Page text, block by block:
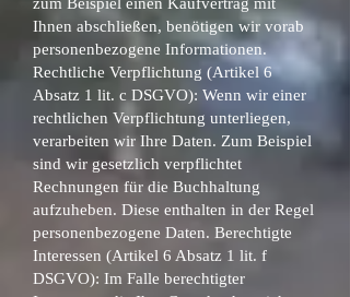
Ihnen abschließen, benötigen wir vorab
personenbezogene Informationen.
Rechtliche Verpflichtung (Artikel 6
Absatz 1 lit. c DSGVO): Wenn wir einer
rechtlichen Verpflichtung unterliegen,
verarbeiten wir Ihre Daten. Zum Beispiel
sind wir gesetzlich verpflichtet
Rechnungen für die Buchhaltung
aufzuheben. Diese enthalten in der Regel
personenbezogene Daten. Berechtigte
Interessen (Artikel 6 Absatz 1 lit. f
DSGVO): Im Falle berechtigter